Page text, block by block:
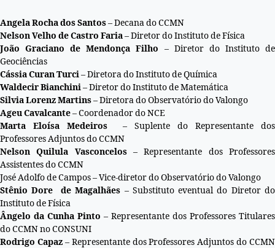
Angela Rocha dos Santos– Decana do CCMN
Nelson Velho de Castro Faria– Diretor do Instituto de Física
João Graciano de Mendonça Filho – Diretor do Instituto de
Geociências
Cássia Curan Turci– Diretora do Instituto de Química
Waldecir Bianchini– Diretor do Instituto de Matemática
Silvia Lorenz Martins– Diretora do Observatório do Valongo
Ageu Cavalcante– Coordenador do NCE
Marta Eloísa Medeiros – Suplente do Representante dos
Professores Adjuntos do CCMN
Nelson Quilula Vasconcelos– Representante dos Professores
Assistentes do CCMN
José Adolfo de Campos – Vice-diretor do Observatório do Valongo
Stênio Dore de Magalhães – Substituto eventual do Diretor do
Instituto de Física
Ângelo da Cunha Pinto – Representante dos Professores Titulares
do CCMN no CONSUNI
Rodrigo Capaz– Representante dos Professores Adjuntos do CCMN